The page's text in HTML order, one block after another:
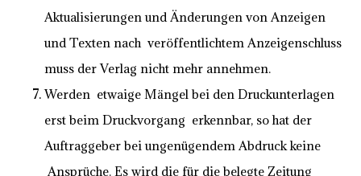
Aktualisierungen und Änderungen von Anzeigen
und Texten nach veröffentlichtem Anzeigenschluss
muss der Verlag nicht mehr annehmen.
Werden etwaige Mängel bei den Druckunterlagen
erst beim Druckvorgang erkennbar, so hat der
Auftraggeber bei ungenügendem Abdruck keine
Ansprüche. Es wird die für die belegte Zeitung